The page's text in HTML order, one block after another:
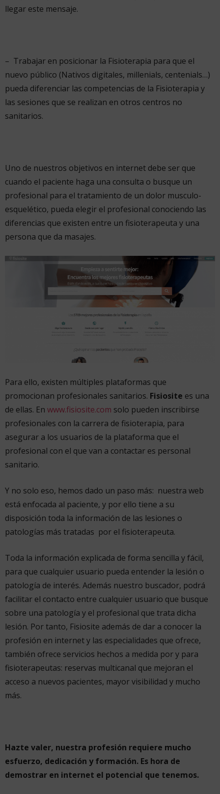
llegar este mensaje.
– Trabajar en posicionar la Fisioterapia para que el
nuevo público (Nativos digitales, millenials, centenials…)
pueda diferenciar las competencias de la Fisioterapia y
las sesiones que se realizan en otros centros no
sanitarios.
Uno de nuestros objetivos en internet debe ser que
cuando el paciente haga una consulta o busque un
profesional para el tratamiento de un dolor musculo-
esquelético, pueda elegir el profesional conociendo las
diferencias que existen entre un fisioterapeuta y una
persona que da masajes.
Para ello, existen múltiples plataformas que
promocionan profesionales sanitarios. Fisiosite es una
de ellas. En www.fisiosite.com solo pueden inscribirse
profesionales con la carrera de fisioterapia, para
asegurar a los usuarios de la plataforma que el
profesional con el que van a contactar es personal
sanitario.
Y no solo eso, hemos dado un paso más: nuestra web
está enfocada al paciente, y por ello tiene a su
disposición toda la información de las lesiones o
patologías más tratadas por el fisioterapeuta.
Toda la información explicada de forma sencilla y fácil,
para que cualquier usuario pueda entender la lesión o
patología de interés. Además nuestro buscador, podrá
facilitar el contacto entre cualquier usuario que busque
sobre una patología y el profesional que trata dicha
lesión. Por tanto, Fisiosite además de dar a conocer la
profesión en internet y las especialidades que ofrece,
también ofrece servicios hechos a medida por y para
fisioterapeutas: reservas multicanal que mejoran el
acceso a nuevos pacientes, mayor visibilidad y mucho
más.
Hazte valer, nuestra profesión requiere mucho
esfuerzo, dedicación y formación. Es hora de
demostrar en internet el potencial que tenemos.